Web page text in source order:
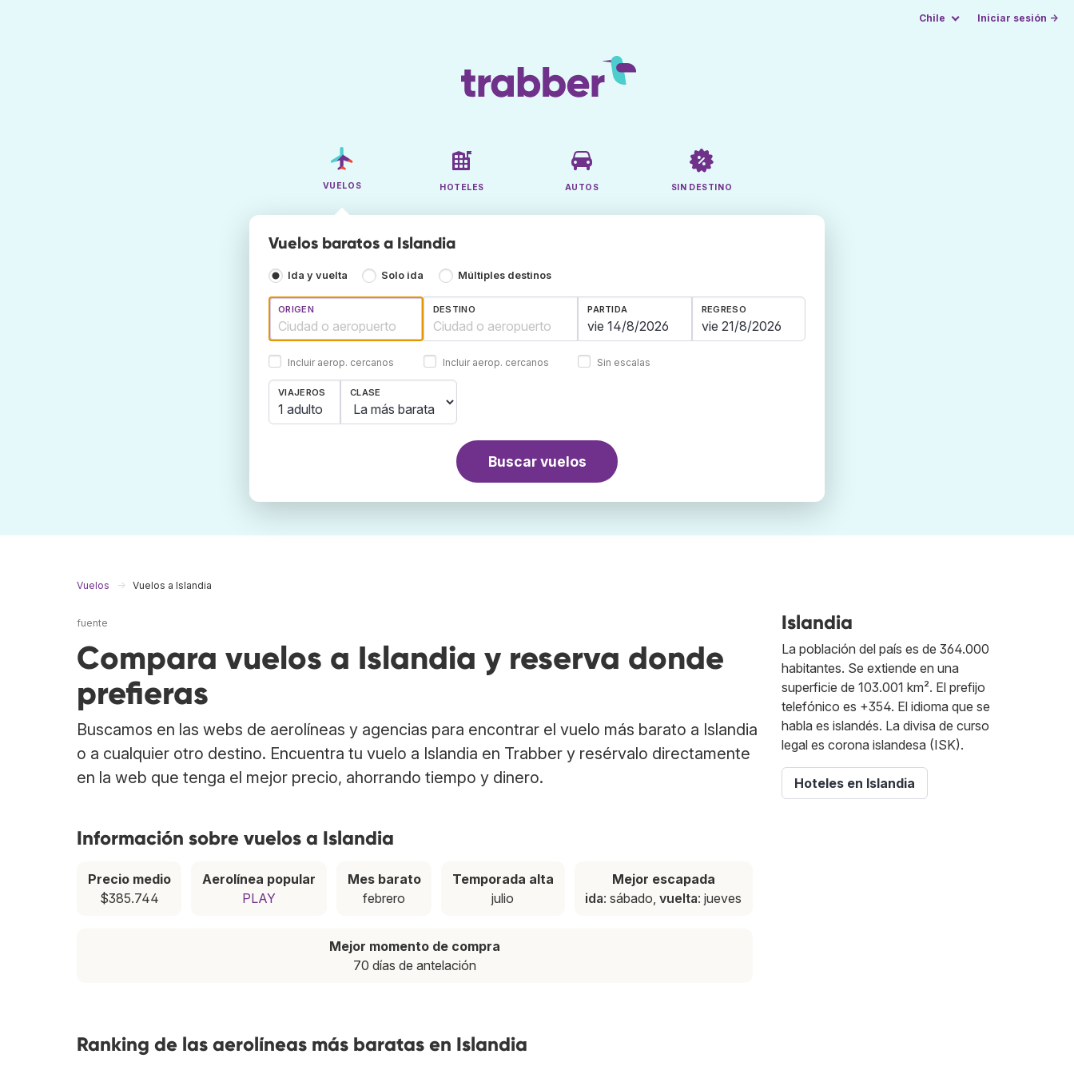
Chile Iniciar sesión →
VUELOS HOTELES AUTOS SIN DESTINO
Vuelos baratos a Islandia
Ida y vuelta Solo ida Múltiples destinos
ORIGEN
Incluir aerop. cercanos
DESTINO
Incluir aerop. cercanos
PARTIDA REGRESO
Sin escalas
VIAJEROS
1 adulto
CLASE
Buscar vuelos
Vuelos Vuelos a Islandia
fuente
Compara vuelos a Islandia y reserva donde
prefieras
Buscamos en las webs de aerolíneas y agencias para encontrar el vuelo más barato a Islandia
o a cualquier otro destino. Encuentra tu vuelo a Islandia en Trabber y resérvalo directamente
en la web que tenga el mejor precio, ahorrando tiempo y dinero.
Información sobre vuelos a Islandia
Precio medio
$385.744
Aerolínea popular
PLAY
Mes barato
febrero
Temporada alta
julio
Mejor escapada
ida: sábado,vuelta: jueves
Mejor momento de compra
70 días de antelación
Ranking de las aerolíneas más baratas en Islandia
Islandia
La población del país es de 364.000
habitantes. Se extiende en una
superficie de 103.001 km². El prefijo
telefónico es +354. El idioma que se
habla es islandés. La divisa de curso
legal es corona islandesa (ISK).
Hoteles en Islandia